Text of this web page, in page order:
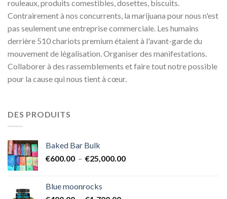
rouleaux, produits comestibles, dosettes, biscuits.
Contrairement à nos concurrents, la marijuana pour nous n'est
pas seulement une entreprise commerciale. Les humains
derrière 510 chariots premium étaient à l'avant-garde du
mouvement de légalisation. Organiser des manifestations.
Collaborer à des rassemblements et faire tout notre possible
pour la cause qui nous tient à cœur.
DES PRODUITS
Baked Bar Bulk
€600.00 – €25,000.00Plage
Blue moonrocks